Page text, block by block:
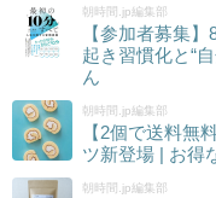
朝時間.jp編集部
【参加者募集
起き習慣化と“
ん
朝時間.jp編集部
【2個で送料無
ツ新登場 | お得
朝時間.jp編集部